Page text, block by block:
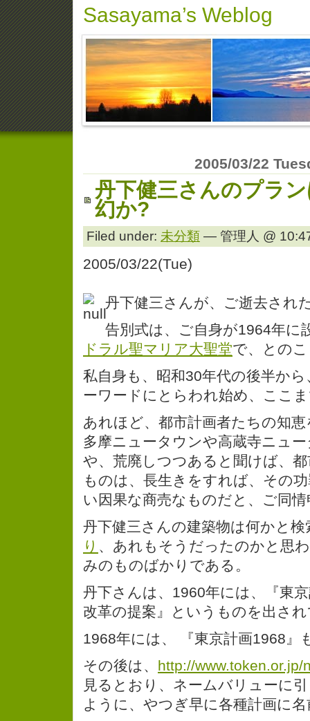
Sasayama’s Weblog
2005/03/22
丹下健三さんのプラ
幻か?
Filed under: 未分類 — 管理人 @
2005/03/22(Tue)
丹下健三さんが、ご逝去され
告別式は、ご自身が1964年に
ドラル聖マリア大聖堂で、との
私自身も、昭和30年代の後半か
ーワードにとらわれ始め、ここ
あれほど、都市計画者たちの知
多摩ニュータウンや高蔵寺ニュ
や、荒廃しつつあると聞けば、
ものは、長生きをすれば、その
い因果な商売なものだと、ご同
丹下健三さんの建築物は何かと
り 、あれもそうだったのかと思
みのものばかりである。
丹下さんは、1960年には、『東
改革の提案』というものを出さ
1968年には、 『東京計画1968』
その後は、 http://www.token.or.jp/
見るとおり、ネームバリューに
ように、やつぎ早に各種計画に